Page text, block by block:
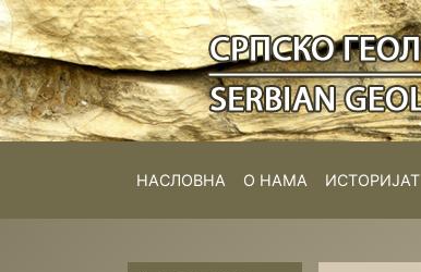
НАСЛОВНА О НАМА ИСТОРИЈАТ